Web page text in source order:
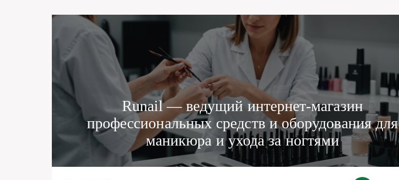
Runail — ведущий интернет-магазин
профессиональных средств и оборудования для
маникюра и ухода за ногтями